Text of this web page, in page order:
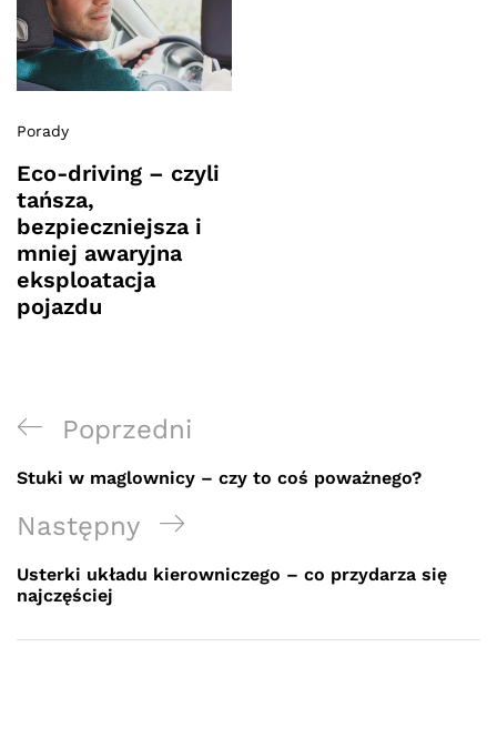
Porady
Eco-driving – czyli
tańsza,
bezpieczniejsza i
mniej awaryjna
eksploatacja
pojazdu
Nawigacja
wpisu
Previous
Post
Poprzedni
Stuki w maglownicy – czy to coś poważnego?
Next
Post
Następny
Usterki układu kierowniczego – co przydarza się
najczęściej